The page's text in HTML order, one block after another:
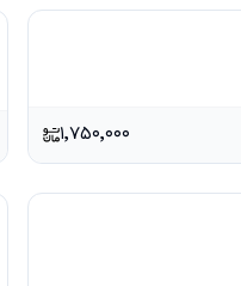
۱٬۷۵۰٬۰۰۰